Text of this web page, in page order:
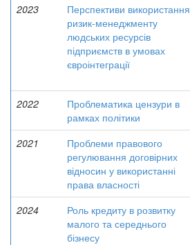
2023
Перспективи використання
ризик-менеджменту
людських ресурсів
підприємств в умовах
євроінтеграції
2022
Проблематика цензури в
рамках політики
2021
Проблеми правового
регулювання договірних
відносин у використанні
права власності
2024
Роль кредиту в розвитку
малого та середнього
бізнесу